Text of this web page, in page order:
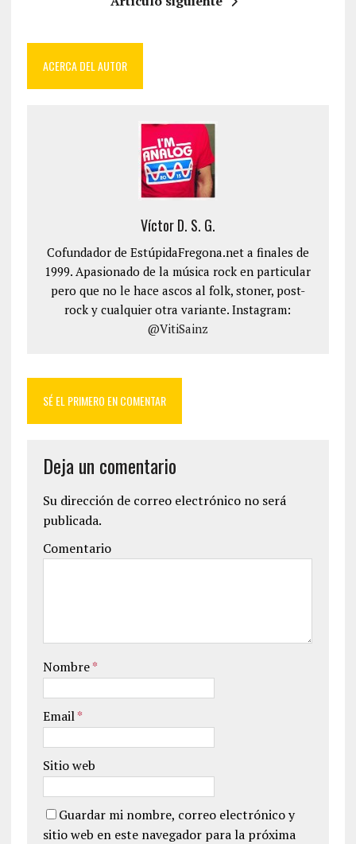
ACERCA DEL AUTOR
Víctor D. S. G.
Cofundador de EstúpidaFregona.net a finales de
1999. Apasionado de la música rock en particular
pero que no le hace ascos al folk, stoner, post-
rock y cualquier otra variante. Instagram:
@VitiSainz
SÉ EL PRIMERO EN COMENTAR
Deja un comentario
Su dirección de correo electrónico no será
publicada.
Comentario
Nombre*
Email*
Sitio web
Guardar mi nombre, correo electrónico y
sitio web en este navegador para la próxima